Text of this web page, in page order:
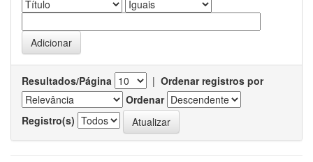
Resultados/Página | Ordenar registros por
Ordenar
Registro(s)